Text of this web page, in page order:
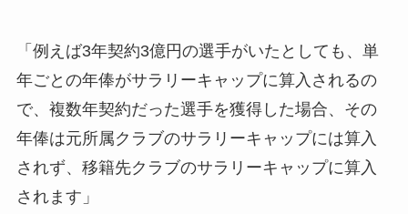
「例えば3年契約3億円の選手がいたとしても、単
年ごとの年俸がサラリーキャップに算入されるの
で、複数年契約だった選手を獲得した場合、その
年俸は元所属クラブのサラリーキャップには算入
されず、移籍先クラブのサラリーキャップに算入
されます」